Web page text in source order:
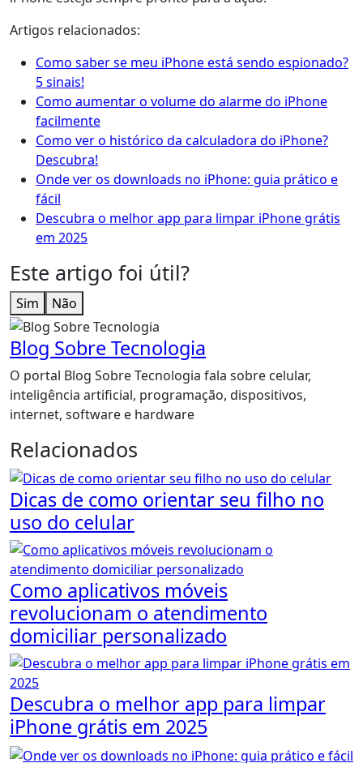
Artigos relacionados:
Como saber se meu iPhone está sendo espionado?
5 sinais!
Como aumentar o volume do alarme do iPhone
facilmente
Como ver o histórico da calculadora do iPhone?
Descubra!
Onde ver os downloads no iPhone: guia prático e
fácil
Descubra o melhor app para limpar iPhone grátis
em 2025
Este artigo foi útil?
Sim Não
Blog Sobre Tecnologia
O portal Blog Sobre Tecnologia fala sobre celular,
inteligência artificial, programação, dispositivos,
internet, software e hardware
Relacionados
Dicas de como orientar seu filho no
uso do celular
Como aplicativos móveis
revolucionam o atendimento
domiciliar personalizado
Descubra o melhor app para limpar
iPhone grátis em 2025